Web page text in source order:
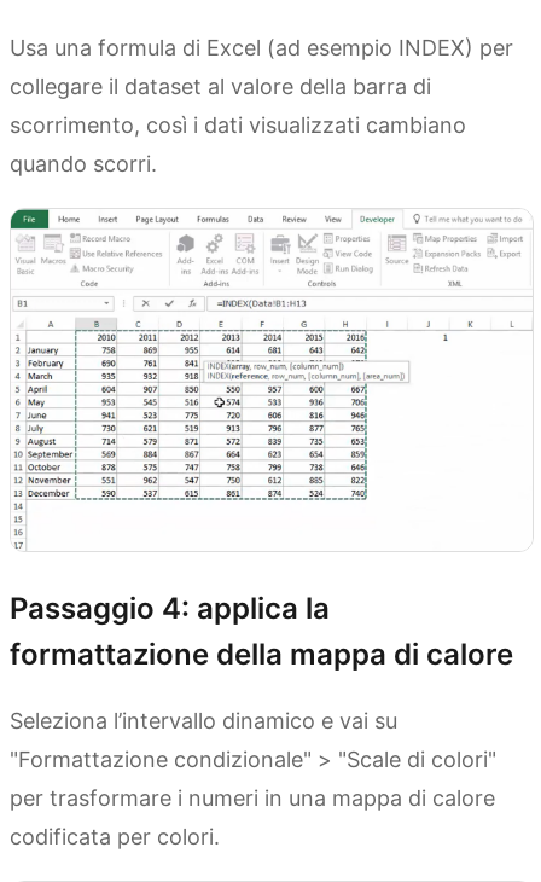
Usa una formula di Excel (ad esempio INDEX) per
collegare il dataset al valore della barra di
scorrimento, così i dati visualizzati cambiano
quando scorri.
Passaggio 4: applica la
formattazione della mappa di calore
Seleziona l’intervallo dinamico e vai su
"Formattazione condizionale" > "Scale di colori"
per trasformare i numeri in una mappa di calore
codificata per colori.